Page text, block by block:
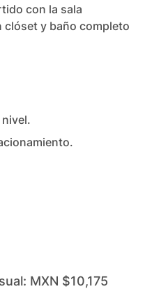
con la sala
clóset y baño completo
nivel.
MXN $10,175